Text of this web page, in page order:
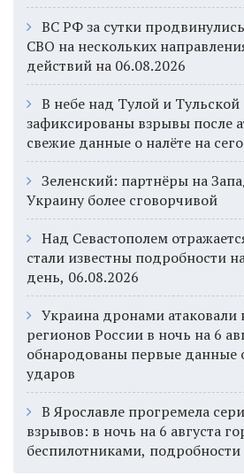
ВС РФ за сутки
СВО на нескольких
действий на 06.08.2026
В небе над Тулой и Тульской
зафиксированы взрывы после
свежие данные о налёте на
Зеленский: партнёры на
Украину более сговорчивой
Над Севастополем
стали известны подробности
день, 06.08.2026
Украина дронами атаковали
регионов России в ночь на 6
обнародованы первые данные
ударов
В Ярославле прогремела
взрывов: в ночь на 6 августа
беспилотниками, подробности